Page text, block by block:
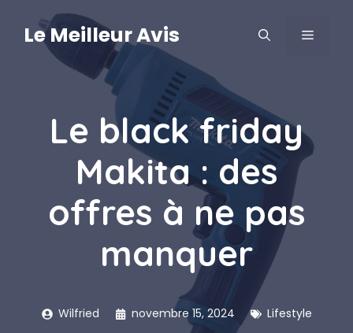
contenu
Le Meilleur Avis MENU
Le black friday
Makita : des
offres à ne pas
manquer
Wilfried novembre 15, 2024 Lifestyle